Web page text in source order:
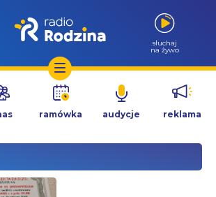
słuchaj
na żywo
ramówka audycje reklama